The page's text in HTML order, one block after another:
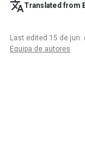
Translated from
Last edited 15 de jun.
Equipa de autores